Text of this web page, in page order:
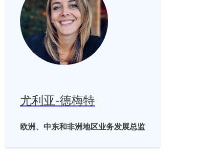
尤利亚-德梅特
欧洲、中东和非洲地区业务发展总监